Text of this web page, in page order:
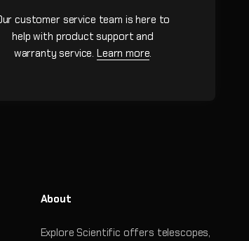
customer service team is here to
help with product support and
warranty service. Learn more.
About
Explore Scientific offers telescopes,